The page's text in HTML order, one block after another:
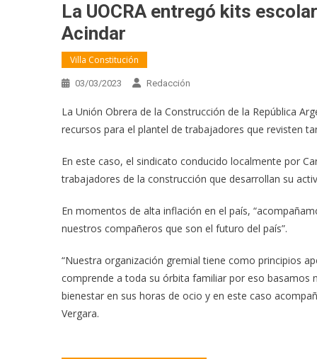
La UOCRA entregó kits
Acindar
Villa Constitución
03/03/2023 Redacción
La Unión Obrera de la Construcción de la República
recursos para el plantel de trabajadores que revisten
En este caso, el sindicato conducido localmente por
trabajadores de la construcción que desarrollan su
En momentos de alta inflación en el país,
nuestros compañeros que son el futuro del país”.
“Nuestra organización gremial tiene como principios
comprende a toda su órbita familiar por eso basamos
bienestar en sus horas de ocio y en este caso
Vergara.